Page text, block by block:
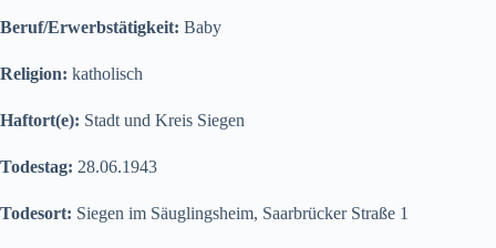
Beruf/Erwerbstätigkeit: Baby
Religion: katholisch
Haftort(e): Stadt und Kreis Siegen
Todestag: 28.06.1943
Todesort: Siegen im Säuglingsheim, Saarbrücker Straße 1